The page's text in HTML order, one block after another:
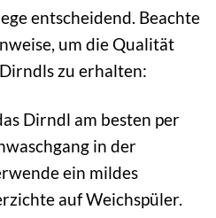
entscheidend. Beachte
um die Qualität
zu erhalten:
Dirndl am besten per
in der
ein mildes
auf Weichspüler.